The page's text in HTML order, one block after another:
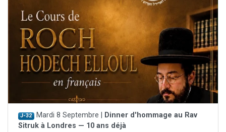
J-32 Mardi 8 Septembre |
Dinner d'hommage au Rav
Sitruk à Londres — 10 ans déjà